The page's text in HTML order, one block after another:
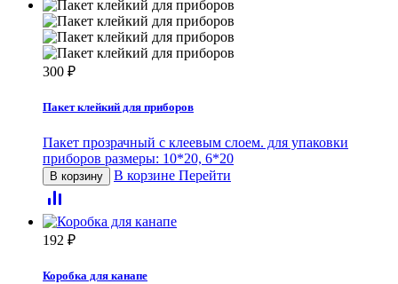
300 ₽
Пакет клейкий для приборов
Пакет прозрачный с клеевым слоем. для упаковки
приборов размеры: 10*20, 6*20
В корзину В корзине Перейти
192 ₽
Коробка для канапе